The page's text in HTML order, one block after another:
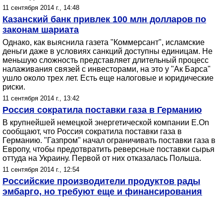
11 сентября 2014 г., 14:48
Казанский банк привлек 100 млн долларов по
законам шариата
Однако, как выяснила газета "Коммерсант", исламские
деньги даже в условиях санкций доступны единицам. Не
меньшую сложность представляет длительный процесс
налаживания связей с инвесторами, на это у "Ак Барса"
ушло около трех лет. Есть еще налоговые и юридические
риски.
11 сентября 2014 г., 13:42
Россия сократила поставки газа в Германию
В крупнейшей немецкой энергетической компании E.On
сообщают, что Россия сократила поставки газа в
Германию. "Газпром" начал ограничивать поставки газа в
Европу, чтобы предотвратить реверсные поставки сырья
оттуда на Украину. Первой от них отказалась Польша.
11 сентября 2014 г., 12:54
Российские производители продуктов рады
эмбарго, но требуют еще и финансирования